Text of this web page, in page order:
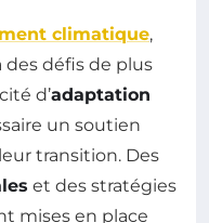
climatique,
des défis de plus
d’adaptation
un soutien
transition. Des
et des stratégies
mises en place